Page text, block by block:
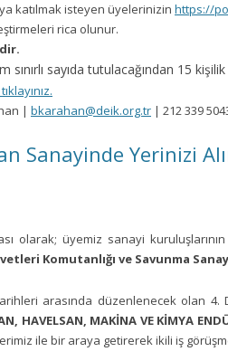
katılmak isteyen üyelerinizin https://
rica olunur.
sınırlı sayıda tutulacağından 15
tıklayınız.
| bkarahan@deik.org.tr | 212 339
Sanayinde Yerinizi
olarak; üyemiz sanayi
Komutanlığı ve Savunma
arasında düzenlenecek olan 4.
HAVELSAN, MAKİNA VE KİMYA
ile bir araya getirerek ikili iş